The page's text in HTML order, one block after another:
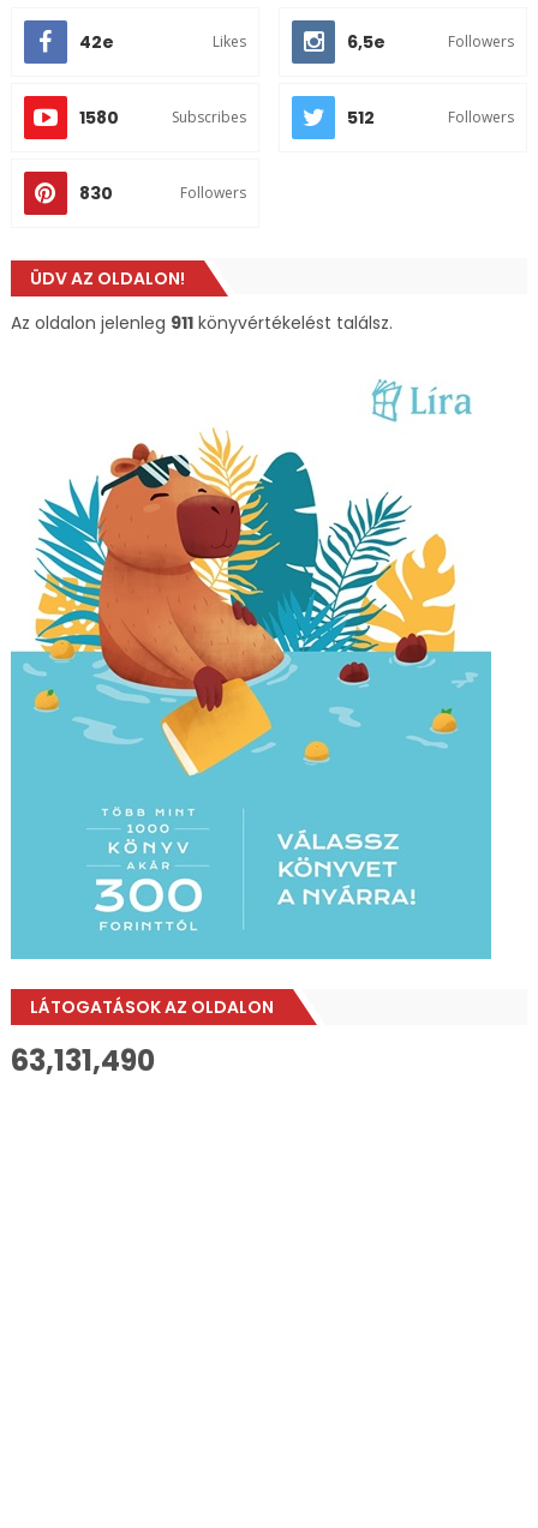
42e Likes 6,5e Followers
1580 Subscribes 512 Followers
830 Followers
ÜDV AZ OLDALON!
Az oldalon jelenleg 911könyvértékelést találsz.
LÁTOGATÁSOK AZ OLDALON
63,131,490